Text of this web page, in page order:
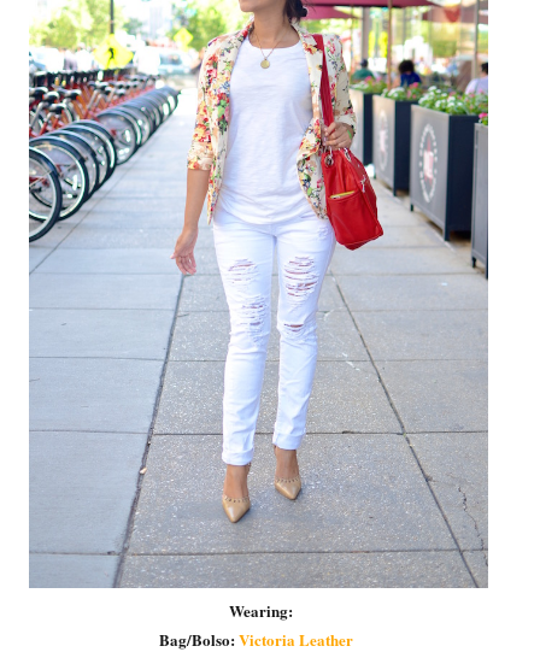
Wearing:
Bag/Bolso: Victoria Leather